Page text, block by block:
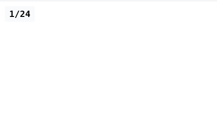
1/24